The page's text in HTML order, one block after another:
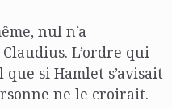
nul n’a
L’ordre qui
si Hamlet s’avisait
ne le croirait.